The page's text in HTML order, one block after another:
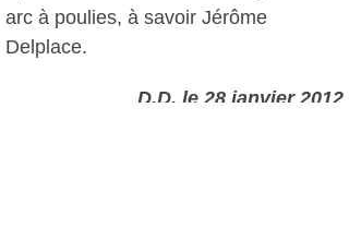
arc à poulies, à savoir Jérôme
Delplace.
D.D, le 28 janvier 2012